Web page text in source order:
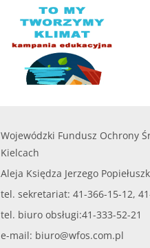
Wojewódzki Fundusz Ochrony
Kielcach
Aleja Księdza Jerzego
tel. sekretariat: 41-366-15-12,
tel. biuro obsługi:41-333-52-21
e-mail: biuro@wfos.com.pl